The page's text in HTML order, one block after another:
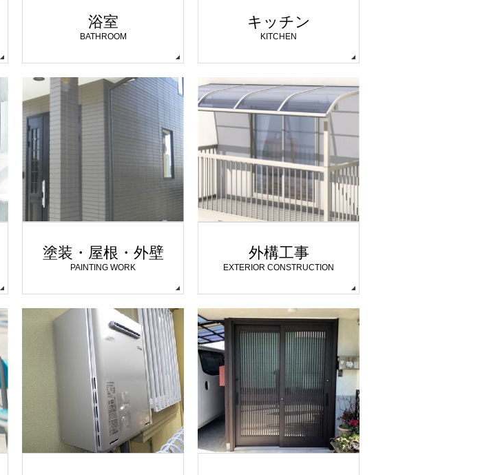
浴室
BATHROOM
キッチン
KITCHEN
塗装・屋根・外壁
PAINTING WORK
外構工事
EXTERIOR CONSTRUCTION